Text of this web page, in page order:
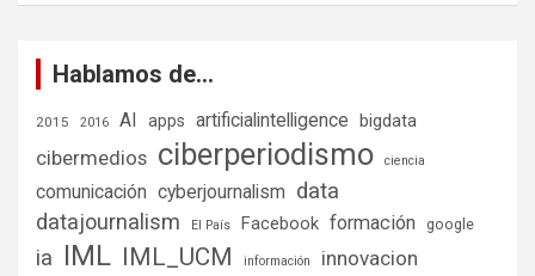
Hablamos de…
2015 2016 AI apps artificialintelligence bigdata
cibermedios ciberperiodismo ciencia
comunicación cyberjournalism data
datajournalism El País Facebook formación google
ia IML IML_UCM información innovacion